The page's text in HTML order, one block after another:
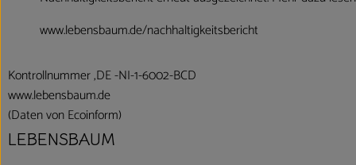
www.lebensbaum.de/nachhaltigkeitsbericht
Kontrollnummer ,DE -NI-1-6002-BCD
www.lebensbaum.de
(Daten von Ecoinform)
LEBENSBAUM